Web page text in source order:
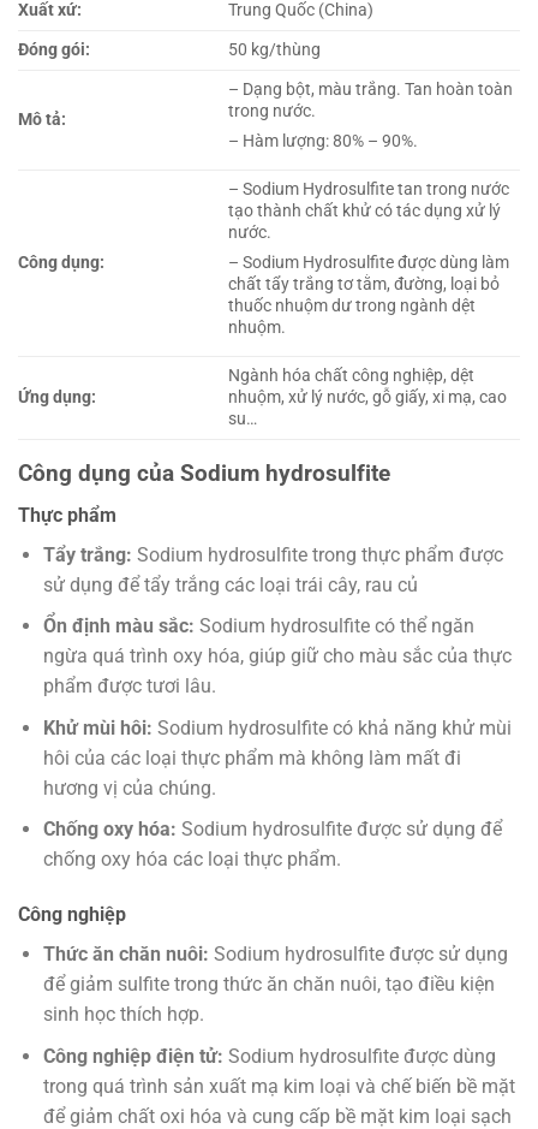
Xuất xứ:
Trung Quốc (China)
Đóng gói:
50 kg/thùng
Mô tả:
– Dạng bột, màu trắng. Tan hoàn toàn
trong nước.
– Hàm lượng: 80% – 90%.
Công dụng:
– Sodium Hydrosulfite tan trong nước
tạo thành chất khử có tác dụng xử lý
nước.
– Sodium Hydrosulfite được dùng làm
chất tẩy trắng tơ tằm, đường, loại bỏ
thuốc nhuộm dư trong ngành dệt
nhuộm.
Ứng dụng:
Ngành hóa chất công nghiệp, dệt
nhuộm, xử lý nước, gỗ giấy, xi mạ, cao
su…
Công dụng của Sodium hydrosulfite
Thực phẩm
Tẩy trắng: Sodium hydrosulfite trong thực phẩm được
sử dụng để tẩy trắng các loại trái cây, rau củ
Ổn định màu sắc: Sodium hydrosulfite có thể ngăn
ngừa quá trình oxy hóa, giúp giữ cho màu sắc của thực
phẩm được tươi lâu.
Khử mùi hôi: Sodium hydrosulfite có khả năng khử mùi
hôi của các loại thực phẩm mà không làm mất đi
hương vị của chúng.
Chống oxy hóa: Sodium hydrosulfite được sử dụng để
chống oxy hóa các loại thực phẩm.
Công nghiệp
Thức ăn chăn nuôi: Sodium hydrosulfite được sử dụng
để giảm sulfite trong thức ăn chăn nuôi, tạo điều kiện
sinh học thích hợp.
Công nghiệp điện tử: Sodium hydrosulfite được dùng
trong quá trình sản xuất mạ kim loại và chế biến bề mặt
để giảm chất oxi hóa và cung cấp bề mặt kim loại sạch